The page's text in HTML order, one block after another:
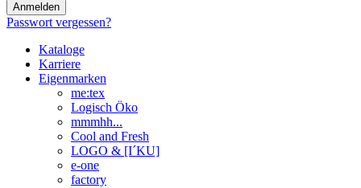
Anmelden
Passwort vergessen?
Kataloge
Karriere
Eigenmarken
me:tex
Logisch Öko
mmmhh...
Cool and Fresh
LOGO & [I´KU]
e-one
factory